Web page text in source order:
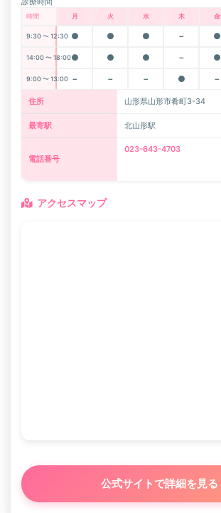
時間 月 火 水 木 金
9:30 〜 12:30 ● ● ● － ●
14:00 〜 18:00● ● ● － ●
9:00 〜 13:00 － － － ● －
住所 山形県山形市肴町3-34
最寄駅 北山形駅
電話番号
023-643-4703
アクセスマップ
公式サイトで詳細を見る